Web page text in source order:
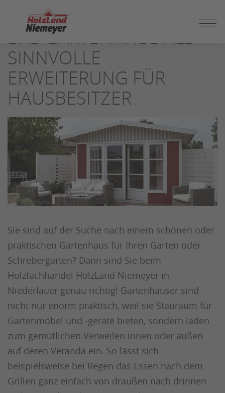
SEITENINHALT
SPRINGEN
DAS GARTENHAUS ALS
SINNVOLLE
ERWEITERUNG FÜR
HAUSBESITZER
Sie sind auf der Suche nach einem schönen oder
praktischen Gartenhaus für Ihren Garten oder
Schrebergarten? Dann sind Sie beim
Holzfachhandel HolzLand Niemeyer in
Niederlauer genau richtig! Gartenhäuser sind
nicht nur enorm praktisch, weil sie Stauraum für
Gartenmöbel und -geräte bieten, sondern laden
zum gemütlichen Verweilen innen oder außen
auf deren Veranda ein. So lässt sich
beispielsweise bei Regen das Essen nach dem
Grillen ganz einfach von draußen nach drinnen